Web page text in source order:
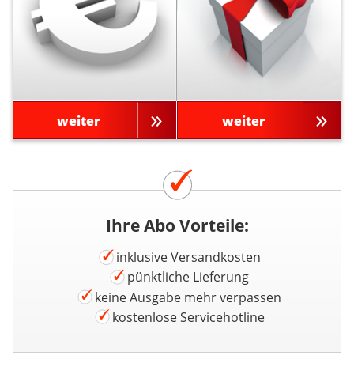
weiter weiter
Ihre Abo Vorteile:
inklusive Versandkosten
pünktliche Lieferung
keine Ausgabe mehr verpassen
kostenlose Servicehotline